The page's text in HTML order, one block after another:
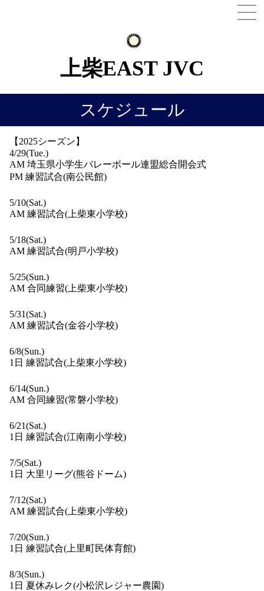
上柴EAST JVC
スケジュール
【2025シーズン】
4/29(Tue.)
AM 埼玉県小学生バレーボール連盟総合開会式
PM 練習試合(南公民館)
5/10(Sat.)
AM 練習試合(上柴東小学校)
5/18(Sat.)
AM 練習試合(明戸小学校)
5/25(Sun.)
AM 合同練習(上柴東小学校)
5/31(Sat.)
AM 練習試合(金谷小学校)
6/8(Sun.)
1日 練習試合(上柴東小学校)
6/14(Sun.)
AM 合同練習(常磐小学校)
6/21(Sat.)
1日 練習試合(江南南小学校)
7/5(Sat.)
1日 大里リーグ(熊谷ドーム)
7/12(Sat.)
AM 練習試合(上柴東小学校)
7/20(Sun.)
1日 練習試合(上里町民体育館)
8/3(Sun.)
1日 夏休みレク(小松沢レジャー農園)